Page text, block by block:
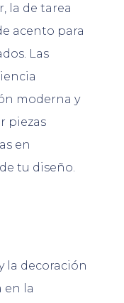
la de tarea
acento para
Las
moderna y
piezas
en
tu diseño.
la decoración
en la